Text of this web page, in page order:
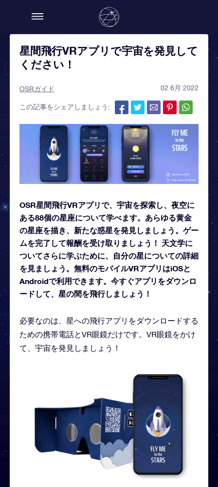
星間飛行VRアプリで宇宙を発見して
ください！
OSRガイド 02 6月 2022
この記事をシェアしましょう:
OSR星間飛行VRアプリで、宇宙を探索し、夜空に
ある88個の星座について学べます。あらゆる黄金
の星座を描き、新たな惑星を発見しましょう。ゲー
ムを完了して報酬を受け取りましょう！ 天文学に
ついてさらに学ぶために、自分の星についての詳細
を見ましょう。無料のモバイルVRアプリはiOSと
Androidで利用できます。今すぐアプリをダウンロ
ードして、星の間を飛行しましょう！
必要なのは、星への飛行アプリをダウンロードする
ための携帯電話とVR眼鏡だけです。VR眼鏡をかけ
て、宇宙を発見しましょう！